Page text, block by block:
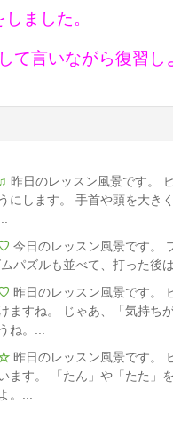
ました。
て言いながら復習し
昨日のレッスン風景です。
にします。 手首や頭を大き
今日のレッスン風景です。
パズルも並べて、打った後
昨日のレッスン風景です。
ますね。 じゃあ、「気持ち
ね。...
☆ 昨日のレッスン風景です。
ます。 「たん」や「たた」
。...